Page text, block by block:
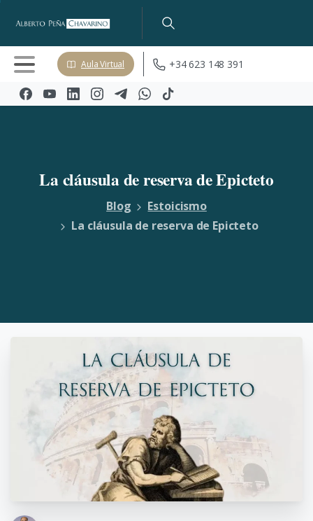
Aula Virtual +34 623 148 391
LacláusuladereservadeEpicteto
Blog
Estoicismo
La cláusula de reserva de Epicteto